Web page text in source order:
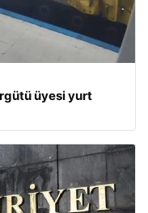
üyesi yurt